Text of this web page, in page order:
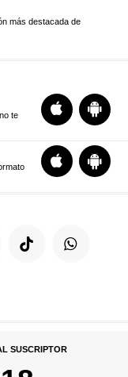
más destacada de
te
SUSCRIPTOR